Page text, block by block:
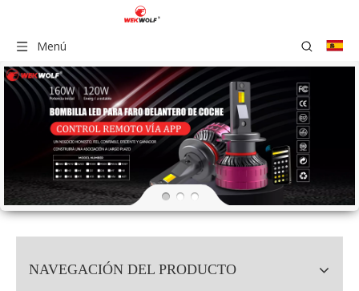
Menú
NAVEGACIÓN DEL PRODUCTO